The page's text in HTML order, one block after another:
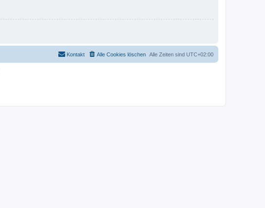
Alle Zeiten sind UTC+02:00
Alle Cookies löschen
Kontakt